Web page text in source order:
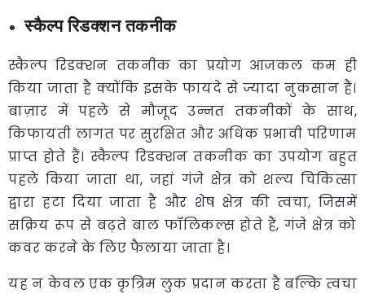
स्कैल्प रिडक्शन तकनीक
स्कैल्प रिडक्शन तकनीक का प्रयोग आजकल कम ही
किया जाता है क्योंकि इसके फायदे से ज्यादा नुकसान हैं।
बाज़ार में पहले से मौजूद उन्नत तकनीकों के साथ,
किफायती लागत पर सुरक्षित और अधिक प्रभावी परिणाम
प्राप्त होते हैं। स्कैल्प रिडक्शन तकनीक का उपयोग बहुत
पहले किया जाता था, जहां गंजे क्षेत्र को शल्य चिकित्सा
द्वारा हटा दिया जाता है और शेष क्षेत्र की त्वचा, जिसमें
सक्रिय रूप से बढ़ते बाल फॉलिकल्स होते हैं, गंजे क्षेत्र को
कवर करने के लिए फैलाया जाता है।
यह न केवल एक कृत्रिम लुक प्रदान करता है बल्कि त्वचा